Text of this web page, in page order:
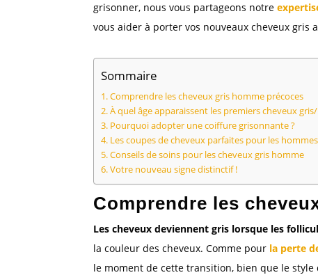
grisonner, nous vous partageons notre
vous aider à porter vos nouveaux cheveux gris
Sommaire
Comprendre les cheveux gris homme précoces
À quel âge apparaissent les premiers cheveux
Pourquoi adopter une coiffure grisonnante ?
Les coupes de cheveux parfaites pour les
Conseils de soins pour les cheveux gris homme
Votre nouveau signe distinctif !
Comprendre les
Les cheveux deviennent gris lorsque les
la couleur des cheveux. Comme pour la perte
le moment de cette transition, bien que le